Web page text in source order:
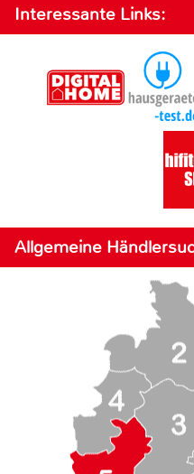
Interessante Links:
Allgemeine